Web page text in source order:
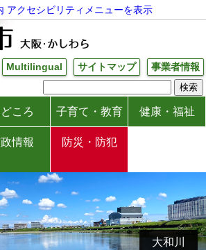
アクセシビリティメニューを表示
Multilingual サイトマップ 事業者情報
ころ 子育て・教育 健康・福祉
情報 防災・防犯
阪鉄道亀瀬隧道（亀の瀬トンネル）
大和川
世界に羽ばたけ！柏原ぶどう